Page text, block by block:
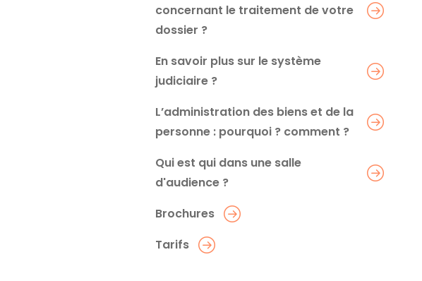
concernant le traitement de votre
dossier ?
En savoir plus sur le système
judiciaire ?
L’administration des biens et de la
personne : pourquoi ? comment ?
Qui est qui dans une salle
d'audience ?
Brochures
Tarifs